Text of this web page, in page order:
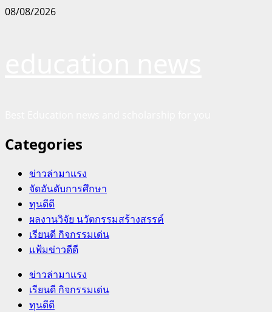
Skip
08/08/2026
Categories
ข่าวล่ามาแรง
จัดอันดับการศึกษา
ทุนดีดี
ผลงานวิจัย นวัตกรรมสร้างสรรค์
เรียนดี กิจกรรมเด่น
แฟ้มข่าวดีดี
Primary
Menu
ข่าวล่ามาแรง
เรียนดี กิจกรรมเด่น
ทุนดีดี